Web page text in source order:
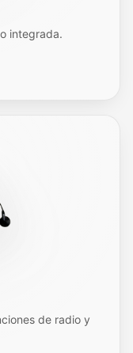
integrada.
de radio y